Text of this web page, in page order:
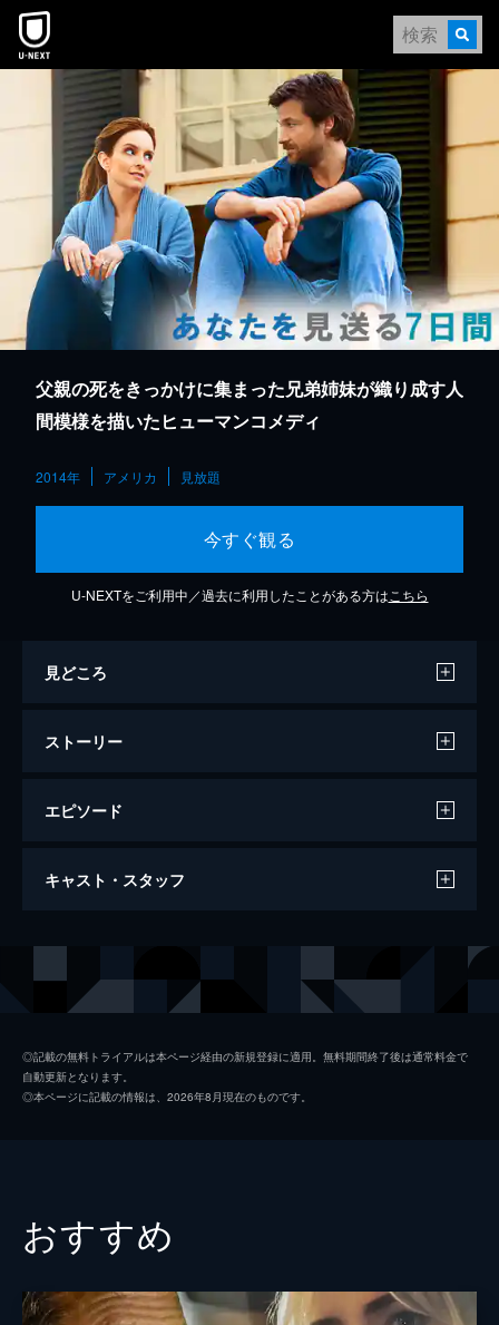
本文へスキップ
父親の死をきっかけに集まった兄弟姉妹が織り成す人
間模様を描いたヒューマンコメディ
2014年 アメリカ 見放題
今すぐ観る
U-NEXTをご利用中／過去に利用したことがある方は こちら
見どころ
ストーリー
エピソード
あなたを見送る7日間/This is Where I
キャスト・スタッフ
ティナ・フェイ
ティモシー・オリファント
◎記載の無料トライアルは本ページ経由の新規登録に適用。無料期間終了後は通常料金で
自動更新となります。
◎本ページに記載の情報は、2026年8月現在のものです。
おすすめ